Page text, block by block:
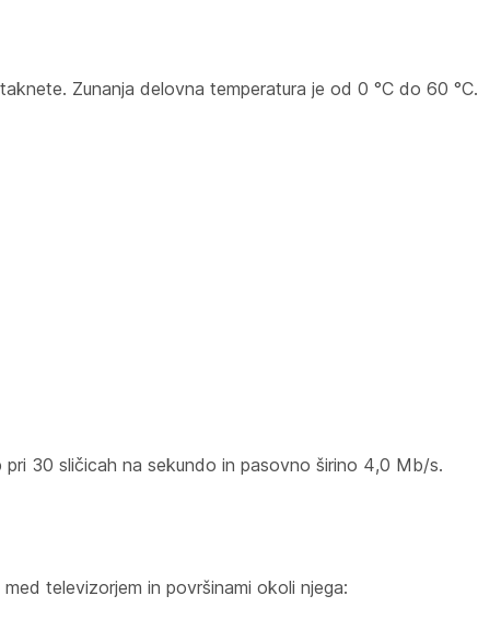
Zunanja delovna temperatura je od 0 °C do 60 °C.
30 sličicah na sekundo in pasovno širino 4,0 Mb/s.
televizorjem in površinami okoli njega: